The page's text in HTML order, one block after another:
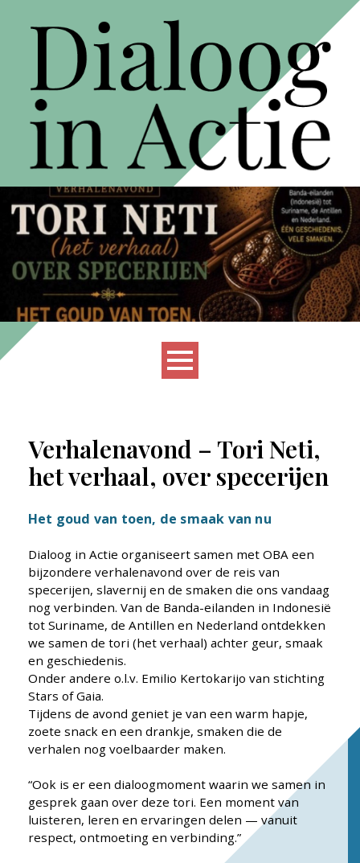
Verhalenavond – Tori Neti,
het verhaal, over specerijen
Het goud van toen, de smaak van nu
Dialoog in Actie organiseert samen met OBA een
bijzondere verhalenavond over de reis van
specerijen, slavernij en de smaken die ons vandaag
nog verbinden. Van de Banda-eilanden in Indonesië
tot Suriname, de Antillen en Nederland ontdekken
we samen de tori (het verhaal) achter geur, smaak
en geschiedenis.
Onder andere o.l.v. Emilio Kertokarijo van stichting
Stars of Gaia.
Tijdens de avond geniet je van een warm hapje,
zoete snack en een drankje, smaken die de
verhalen nog voelbaarder maken.
“Ook is er een dialoogmoment waarin we samen in
gesprek gaan over deze tori. Een moment van
luisteren, leren en ervaringen delen — vanuit
respect, ontmoeting en verbinding.”